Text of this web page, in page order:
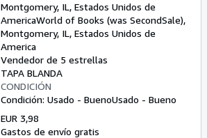
Montgomery, IL, Estados Unidos de
AmericaWorld of Books (was SecondSale),
Montgomery, IL, Estados Unidos de
America
Vendedor de 5 estrellas
TAPA BLANDA
CONDICIÓN
Condición: Usado - BuenoUsado - Bueno
EUR 3,98
Gastos de envío gratis